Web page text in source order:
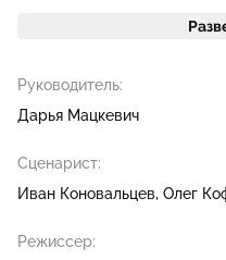
Руководитель:
Дарья Мацкевич
Сценарист:
Иван Коновальцев Олег
Режиссер: